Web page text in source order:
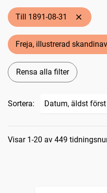
Till 1891-08-31
Freja, illustrerad
Rensa alla filter
Sortera:
Visar 1-20 av 449